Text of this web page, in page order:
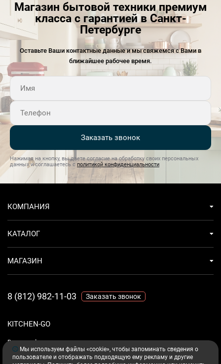
Магазин бытовой техники премиум
класса с гарантией в Санкт-
Петербурге
Оставьте Ваши контактные данные и мы свяжемся с Вами в
ближайшее рабочее время.
Заказать звонок
Нажимая на кнопку, вы даете согласие на обработку своих персональных
данных и соглашаетесь с политикой конфиденциальности
KITCHEN-GO
Ваш комфорт - дело техники.
КОМПАНИЯ
КАТАЛОГ
МАГАЗИН
8 (812) 982-11-03 Заказать звонок
Мы используем файлы «cookie», чтобы запоминать сведения о
пользователе и отображать подходящую ему рекламу и другие